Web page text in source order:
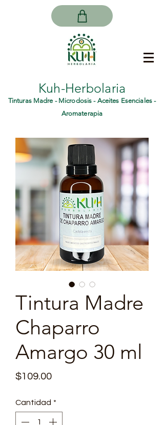
Kuh-Herbolaria
Tinturas Madre - Microdosis - Aceites Esenciales -
Aromaterapia
Tintura Madre
Chaparro
Amargo 30 ml
$109.00Precio
Cantidad *